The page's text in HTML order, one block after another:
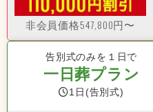
非会員価格547,800円〜
告別式のみを１日で
一日葬プラン
1日(告別式)